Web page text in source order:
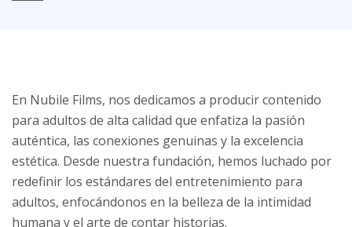
En Nubile Films, nos dedicamos a producir contenido
para adultos de alta calidad que enfatiza la pasión
auténtica, las conexiones genuinas y la excelencia
estética. Desde nuestra fundación, hemos luchado por
redefinir los estándares del entretenimiento para
adultos, enfocándonos en la belleza de la intimidad
humana y el arte de contar historias.